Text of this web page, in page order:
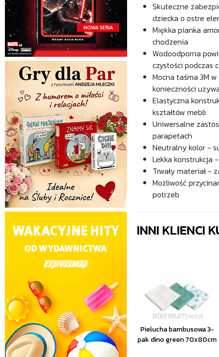
Skuteczne
dziecka o ostre
Miękka pianka
chodzenia
Wodoodporna
czystości podczas
Mocna taśma 3M
konieczności
Elastyczna
kształtów mebli
Uniwersalne
parapetach
Neutralny kolor -
Lekka konstrukcja
Trwały materiał -
Możliwość
potrzeb
INNI KLIENCI
Pielucha bambusowa 3-
pak dino green 70x80cm